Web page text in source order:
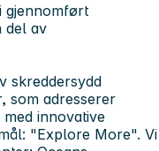
gjennomført
del av
skreddersydd
som adresserer
innovative
"Explore More". Vi